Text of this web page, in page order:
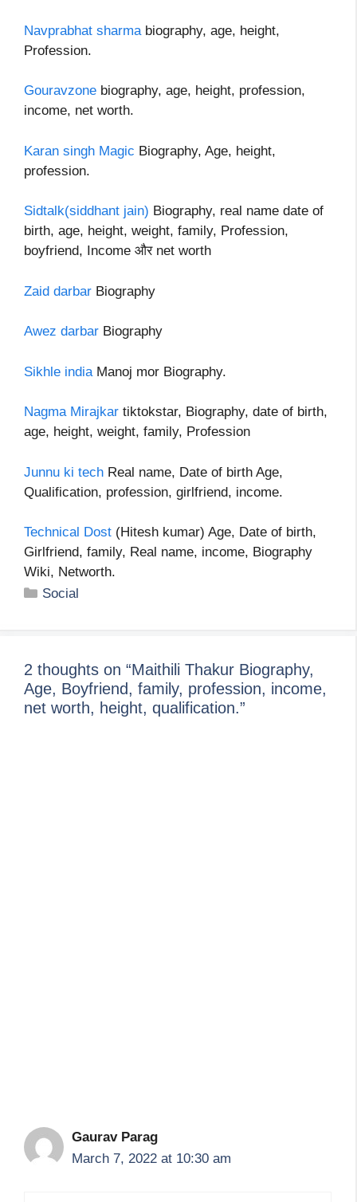
Navprabhat sharmabiography, age, height,
Profession.
Gouravzone biography, age, height, profession,
income, net worth.
Karan singh Magic Biography, Age, height,
profession.
Sidtalk(siddhant jain) Biography, real name date of
birth, age, height, weight, family, Profession,
boyfriend, Income और net worth
Zaid darbar Biography
Awez darbar Biography
Sikhle indiaManoj mor Biography.
Nagma Mirajkar tiktokstar, Biography, date of birth,
age, height, weight, family, Profession
Junnu ki tech Real name, Date of birth Age,
Qualification, profession, girlfriend, income.
Technical Dost (Hitesh kumar) Age, Date of birth,
Girlfriend, family, Real name, income, Biography
Wiki, Networth.
Categories
Social
2 thoughts on “Maithili Thakur Biography,
Age, Boyfriend, family, profession, income,
net worth, height, qualification.”
Gaurav Parag
March 7, 2022 at 10:30 am